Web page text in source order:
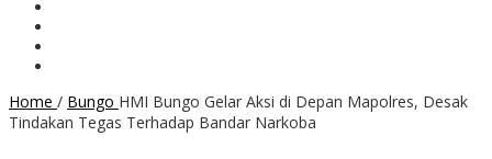
Home / Bungo HMI Bungo Gelar Aksi di Depan Mapolres, Desak
Tindakan Tegas Terhadap Bandar Narkoba